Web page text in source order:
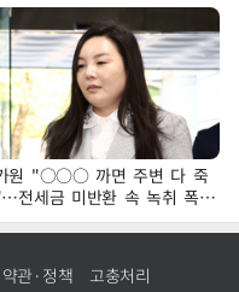
원 "○○○ 까면 주변 다 죽
전세금 미반환 속 녹취 폭로
약관·정책 고충처리